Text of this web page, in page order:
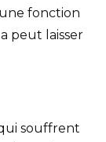
fonction
peut laisser
souffrent